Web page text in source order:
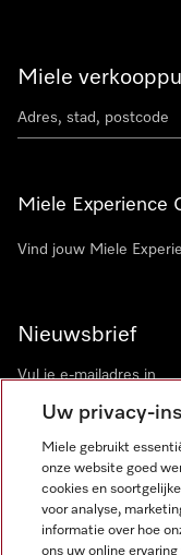
Miele
Miele Experience
Vind jouw Miele
Nieuwsbrief
Miele op Instagram
Miele opMiele
Uw privacy-
Miele gebruikt
onze website goed
cookies en
voor analyse,
informatie over hoe
ons uw online